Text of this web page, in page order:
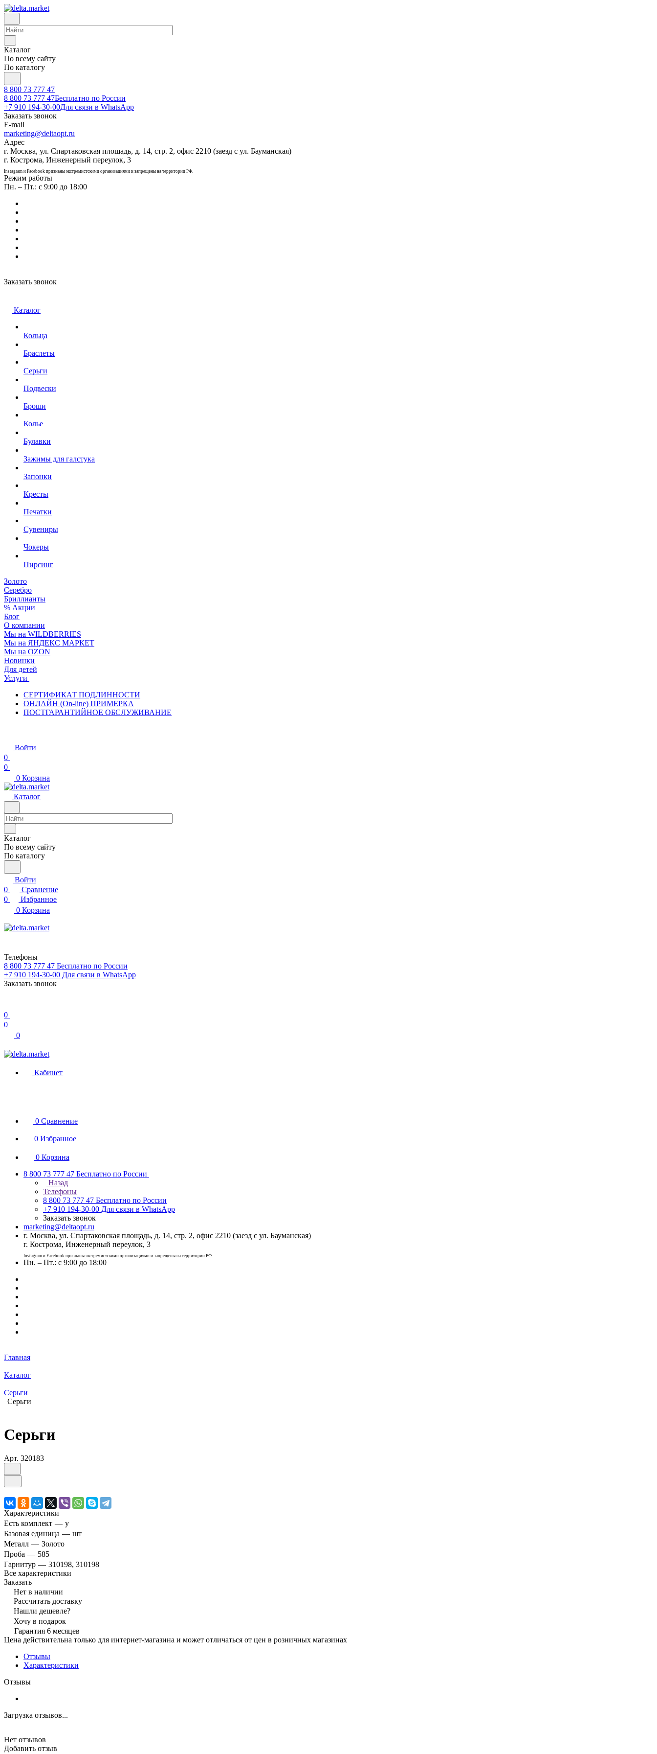
Каталог
По всему сайту
По каталогу
8 800 73 777 47
8 800 73 777 47Бесплатно по России
+7 910 194-30-00Для связи в WhatsApp
Заказать звонок
E-mail
marketing@deltaopt.ru
Адрес
г. Москва, ул. Спартаковская площадь, д. 14, стр. 2, офис 2210 (заезд с ул. Бауманская)
г. Кострома, Инженерный переулок, 3
Instagram и Facebook признаны экстремистскими организациями и запрещены на территории РФ.
Режим работы
Пн. – Пт.: с 9:00 до 18:00
Заказать звонок
Каталог
Кольца
Браслеты
Серьги
Подвески
Броши
Колье
Булавки
Зажимы для галстука
Запонки
Кресты
Печатки
Сувениры
Чокеры
Пирсинг
Золото
Серебро
Бриллианты
% Акции
Блог
О компании
Мы на WILDBERRIES
Мы на ЯНДЕКС МАРКЕТ
Мы на OZON
Новинки
Для детей
Услуги
СЕРТИФИКАТ ПОДЛИННОСТИ
ОНЛАЙН (On-line) ПРИМЕРКА
ПОСТГАРАНТИЙНОЕ ОБСЛУЖИВАНИЕ
Войти
0
0
0 Корзина
Каталог
Каталог
По всему сайту
По каталогу
Войти
0
Сравнение
0
Избранное
0 Корзина
Телефоны
8 800 73 777 47 Бесплатно по России
+7 910 194-30-00 Для связи в WhatsApp
Заказать звонок
0
0
0
Кабинет
0 Сравнение
0 Избранное
0 Корзина
8 800 73 777 47 Бесплатно по России
Назад
Телефоны
8 800 73 777 47 Бесплатно по России
+7 910 194-30-00 Для связи в WhatsApp
Заказать звонок
marketing@deltaopt.ru
г. Москва, ул. Спартаковская площадь, д. 14, стр. 2, офис 2210 (заезд с ул. Бауманская)
г. Кострома, Инженерный переулок, 3
Instagram и Facebook признаны экстремистскими организациями и запрещены на территории РФ.
Пн. – Пт.: с 9:00 до 18:00
Главная
Каталог
Серьги
Серьги
Серьги
Арт. 320183
Характеристики
Есть комплект — y
Базовая единица — шт
Металл — Золото
Проба — 585
Гарнитур — 310198, 310198
Все характеристики
Заказать
Нет в наличии
Рассчитать доставку
Нашли дешевле?
Хочу в подарок
Гарантия 6 месяцев
Цена действительна только для интернет-магазина и может отличаться от цен в розничных магазинах
Отзывы
Характеристики
Отзывы
Загрузка отзывов...
Нет отзывов
Добавить отзыв